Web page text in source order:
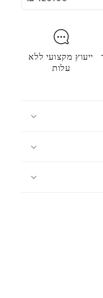
ייעוץ מקצועי ללא
עלות